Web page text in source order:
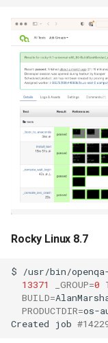
Rocky Linux 8.7
$ /usr/bin/
13371
_GROUP=0
BUILD=
PRODUCTDIR=os-
Created
job